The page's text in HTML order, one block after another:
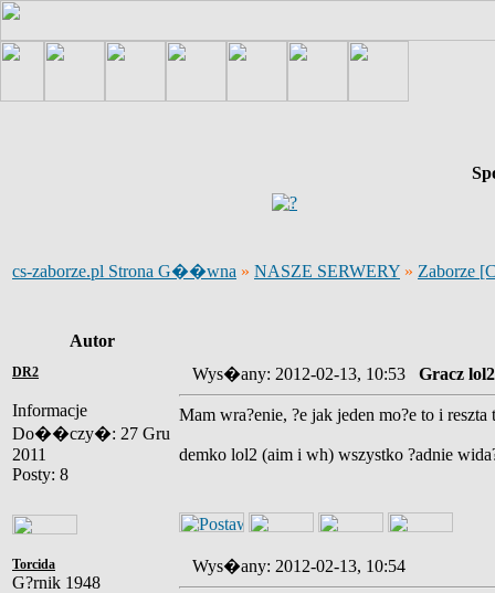
cs-zaborze.pl Strona G��wna » NASZE SERWERY » Zaborze
Autor
DR2
Informacje
Do��czy�: 27 Gru
2011
Posty: 8
Wys�any: 2012-02-13, 10:53 Gracz lol2
Mam wra?enie, ?e jak jeden mo?e to i reszta
demko lol2 (aim i wh) wszystko ?adnie
Torcida
G?rnik 1948
Wys�any: 2012-02-13, 10:54